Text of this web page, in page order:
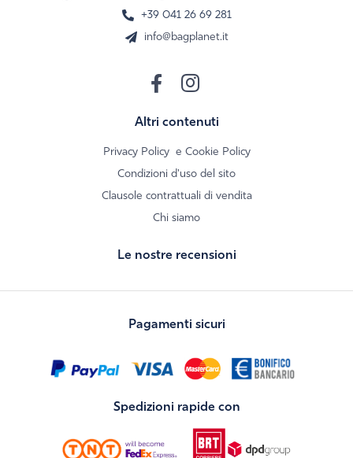
+39 041 26 69 281
info@bagplanet.it
Altri contenuti
Privacy Policy e Cookie Policy
Condizioni d'uso del sito
Clausole contrattuali di vendita
Chi siamo
Le nostre recensioni
Pagamenti sicuri
Spedizioni rapide con